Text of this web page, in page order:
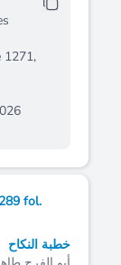
1271,
fol.
خطبة النكاح